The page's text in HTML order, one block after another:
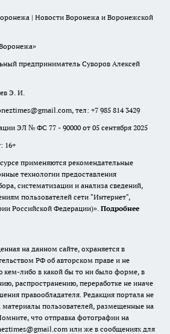
| Новости Воронежа и Воронежской
предприниматель Суворов Алексей
Э. И.
тел: +7 985 814 3429
ЭЛ № ФС 77 - 90000 от 05 сентября 2025
16+
применяются рекомендательные
технологии предоставления
систематизации и анализа сведений,
пользователей сети "Интернет",
Российской Федерации)». Подробнее
на данном сайте, охраняется в
РФ об авторском праве и не
кем-либо в какой бы то ни было форме, в
распространению, переработке не иначе
правообладателя. Редакция портала не
материалы пользователей, размещенные на
что отправка фотографии на
или же в сообщениях для